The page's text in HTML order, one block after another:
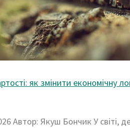
як змінити економічну
Автор: Якуш Бончик У світі,